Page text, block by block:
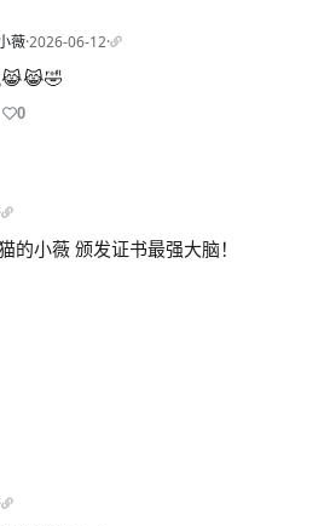
薇·2026-06-12·
0
·
小薇 颁发证书最强大脑！
·